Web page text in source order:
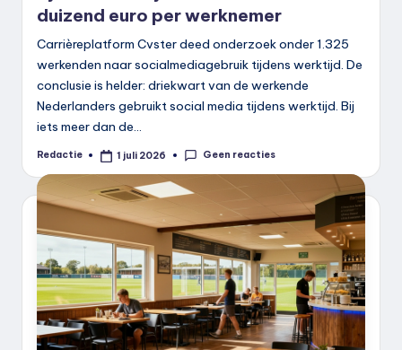
duizend euro per werknemer
Carrièreplatform Cvster deed onderzoek onder 1.325
werkenden naar socialmediagebruik tijdens werktijd. De
conclusie is helder: driekwart van de werkende
Nederlanders gebruikt social media tijdens werktijd. Bij
iets meer dan de…
Geplaatst
Redactie 1 juli 2026 Geen reacties